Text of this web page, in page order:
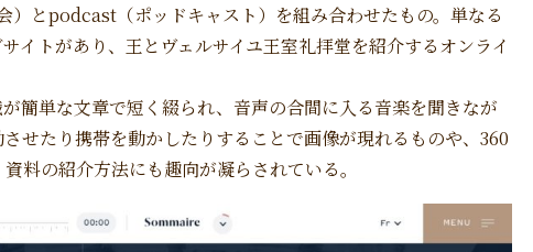
とpodcast（ポッドキャスト）を組み合わせたもの。単なる
イトがあり、王とヴェルサイユ王室礼拝堂を紹介するオンライ
簡単な文章で短く綴られ、音声の合間に入る音楽を聞きなが
せたり携帯を動かしたりすることで画像が現れるものや、360
料の紹介方法にも趣向が凝らされている。